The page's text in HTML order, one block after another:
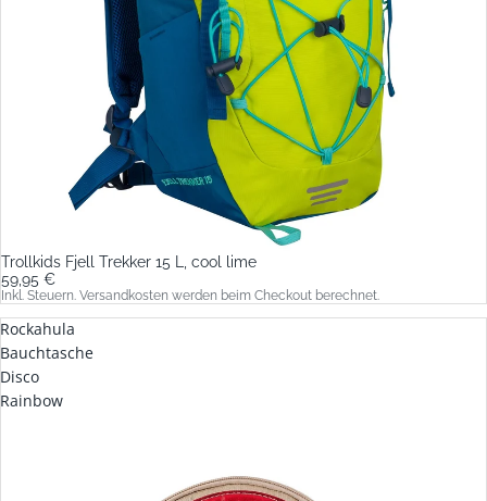
Trollkids Fjell Trekker 15 L, cool lime
59,95 €
Inkl. Steuern. Versandkosten werden beim Checkout berechnet.
Rockahula
Bauchtasche
Disco
Rainbow